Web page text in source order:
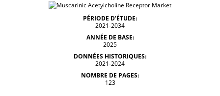
PÉRIODE D’ÉTUDE:
2021-2034
ANNÉE DE BASE:
2025
DONNÉES HISTORIQUES:
2021-2024
NOMBRE DE PAGES:
123